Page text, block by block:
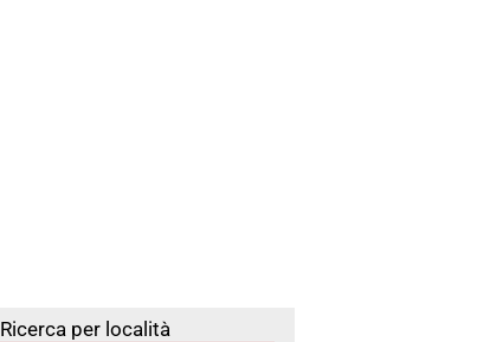
Ricerca per località